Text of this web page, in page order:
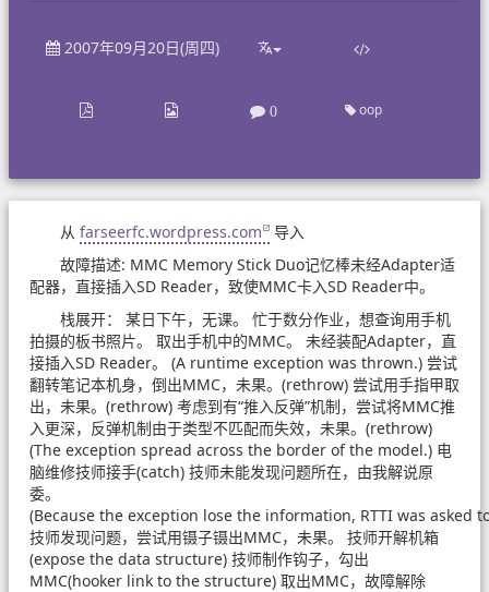
2007年09月20日(周四)
0 oop
从 farseerfc.wordpress.com
导入
故障描述: MMC Memory Stick Duo记忆棒未经Adapter适
配器，直接插入SD Reader，致使MMC卡入SD Reader中。
栈展开： 某日下午，无课。 忙于数分作业，想查询用手机
拍摄的板书照片。 取出手机中的MMC。 未经装配Adapter，直
接插入SD Reader。 (A runtime exception was thrown.) 尝试
翻转笔记本机身，倒出MMC，未果。(rethrow) 尝试用手指甲取
出，未果。(rethrow) 考虑到有“推入反弹”机制，尝试将MMC推
入更深，反弹机制由于类型不匹配而失效，未果。(rethrow)
(The exception spread across the border of the model.) 电
脑维修技师接手(catch) 技师未能发现问题所在，由我解说原
委。
(Because the exception lose the information, RTTI was asked
技师发现问题，尝试用镊子镊出MMC，未果。 技师开解机箱
(expose the data structure) 技师制作钩子，勾出
MMC(hooker link to the structure) 取出MMC，故障解除